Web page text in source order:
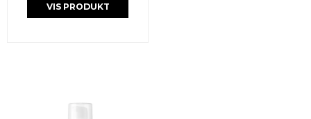
VIS PRODUKT